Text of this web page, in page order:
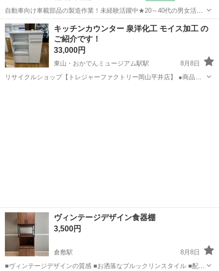
自動車向け車載部品の製造作業！未経験活躍中★20～40代の男女活躍
中！友達同士での応募OK！備品付きワンルーム寮費無料！赴任旅費会
社負担！生活支援物資事前対応可◎格安食堂利用可！年間休日135日
♪《山口県山口市》 人気の工...
山口 山口市 大歳駅 その他
キッチンカウンター 泉洋化工 モイス加工 の
ご紹介です！
33,000円
東山・おかでんミュージアム駅駅
8月8日
リサイクルショップ【トレジャーファクトリー岡山平井店】 ●商品情
ヴィンテージデザイン食器棚
3,500円
倉敷駅
8月8日
■ヴィンテージデザインの質感 ■お洒落なブルックリンスタイル ■配線